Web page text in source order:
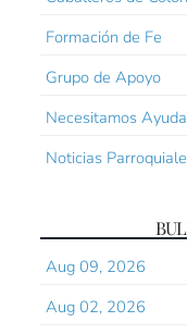
Formación de Fe
Grupo de Apoyo
Necesitamos Ayuda
Noticias
Aug 09, 2026
Aug 02, 2026